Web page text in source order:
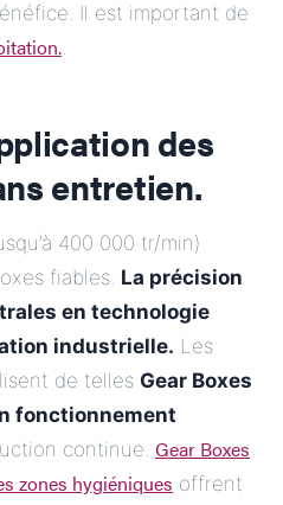
Il est important de
.
des
entretien.
400 000 tr/min)
fiables. La précision
en technologie
industrielle. Les
de telles Gear Boxes
fonctionnement
continue. Gear Boxes
zones hygiéniques offrent